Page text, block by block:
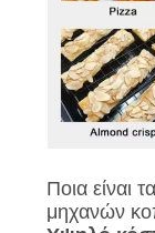
Ποια είναι
μηχανών